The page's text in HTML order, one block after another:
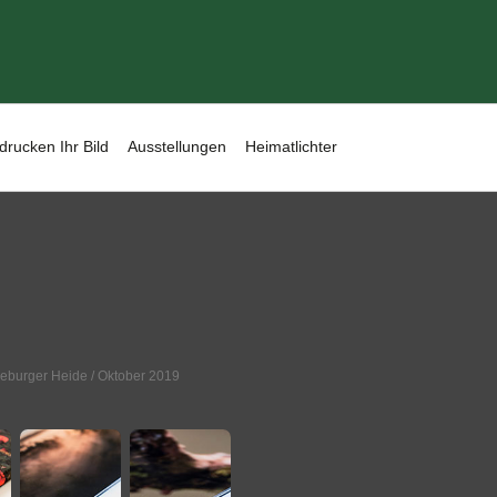
Ihr Bild Ausstellungen Heimatlichter
Heide / Oktober 2019